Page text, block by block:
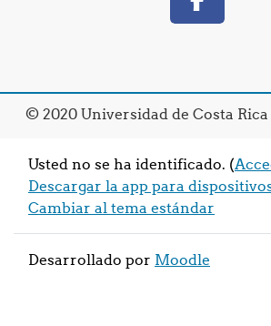
© 2020 Universidad de Costa Rica
Usted no se ha identificado. (
Descargar la app para
Cambiar al tema estándar
Desarrollado por Moodle